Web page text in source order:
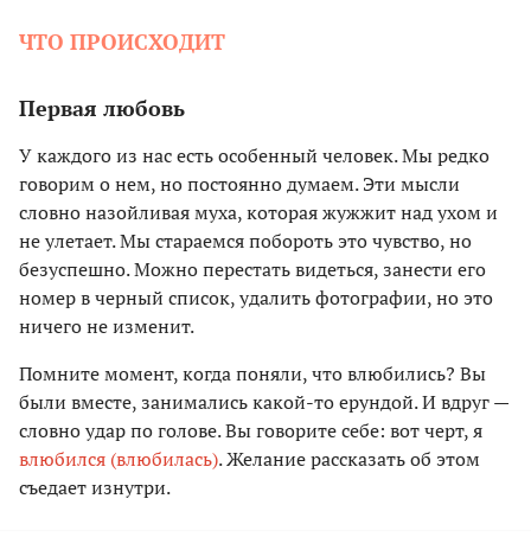
ЧТО ПРОИСХОДИТ
Первая любовь
У каждого из нас есть особенный человек. Мы редко
говорим о нем, но постоянно думаем. Эти мысли
словно назойливая муха, которая жужжит над ухом и
не улетает. Мы стараемся побороть это чувство, но
безуспешно. Можно перестать видеться, занести его
номер в черный список, удалить фотографии, но это
ничего не изменит.
Помните момент, когда поняли, что влюбились? Вы
были вместе, занимались какой-то ерундой. И вдруг —
словно удар по голове. Вы говорите себе: вот черт, я
влюбился (влюбилась). Желание рассказать об этом
съедает изнутри.